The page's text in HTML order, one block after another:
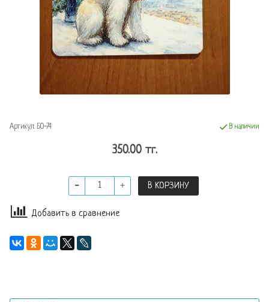
Артикул: БО-74 В наличии
350.00 тг.
В КОРЗИНУ
Добавить в сравнение